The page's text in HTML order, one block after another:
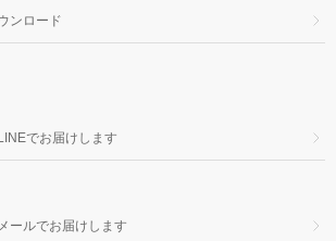
ンロード
でお届けします
ールでお届けします